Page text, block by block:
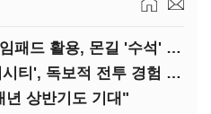
(지스타2025)넷마블 게임패드 활용, 몬길 '수석' 7대죄 '차석'
(지스타2025)엔씨 '신더시티', 독보적 전투 경험 필요
상반기도 기대"